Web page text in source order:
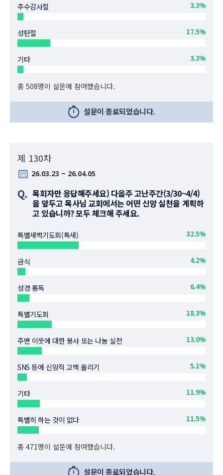
추수감사절 3.3%
성탄절 17.5%
기타 3.3%
총 508명이 설문에 참여했습니다.
설문이 종료되었습니다.
제 130차
26.03.23 ~ 26.04.05
Q. 목회자만 응답해주세요) 다음주 고난주간(3/30~4/4)
을 앞두고 목사님 교회에서는 어떤 신앙 실천을 계획하
고 있습니까? 모두 체크해 주세요.
특별새벽기도회(특새) 32.5%
금식 4.2%
성경 통독 6.4%
특별기도회 18.3%
주변 이웃에 대한 봉사 또는 나눔 실천 13.0%
SNS 등에 신앙적 고백 올리기 5.1%
기타 11.9%
특별히 하는 것이 없다 11.5%
총 471명이 설문에 참여했습니다.
설문이 종료되었습니다.